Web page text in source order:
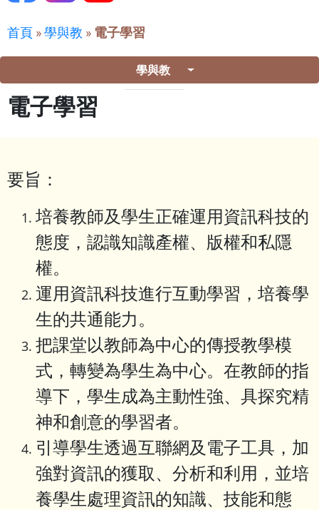
首頁 »學與教 » 電子學習
學與教
電子學習
要旨：
培養教師及學生正確運用資訊科技的
態度，認識知識產權、版權和私隱
權。
運用資訊科技進行互動學習，培養學
生的共通能力。
把課堂以教師為中心的傳授教學模
式，轉變為學生為中心。在教師的指
導下，學生成為主動性強、具探究精
神和創意的學習者。
引導學生透過互聯網及電子工具，加
強對資訊的獲取、分析和利用，並培
養學生處理資訊的知識、技能和態